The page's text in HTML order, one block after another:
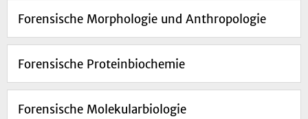
Forensische Morphologie und Anthropologie
Forensische Proteinbiochemie
Forensische Molekularbiologie